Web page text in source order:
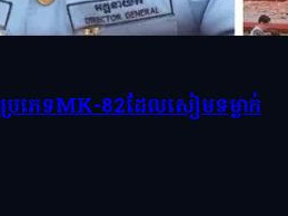
រភេទMK-82ដែលសៀមទម្លាក់